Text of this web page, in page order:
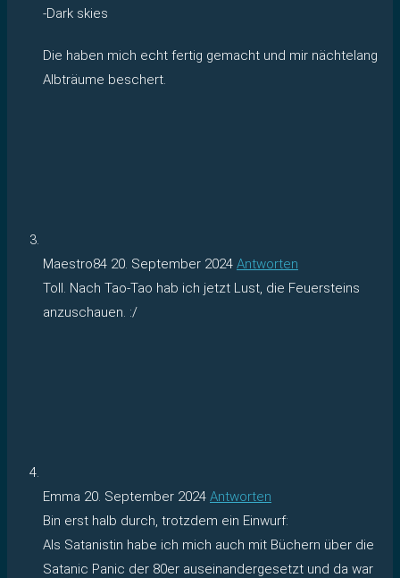
-Dark skies
Die haben mich echt fertig gemacht und mir nächtelang
Albträume beschert.
Maestro84 20. September 2024 Antworten
Toll. Nach Tao-Tao hab ich jetzt Lust, die Feuersteins
anzuschauen. :/
Emma 20. September 2024 Antworten
Bin erst halb durch, trotzdem ein Einwurf:
Als Satanistin habe ich mich auch mit Büchern über die
Satanic Panic der 80er auseinandergesetzt und da war